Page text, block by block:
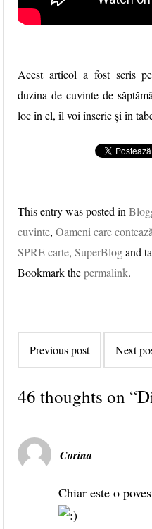
Acest articol a fost scris
duzina de cuvinte de
loc în el, îl voi înscrie și în
This entry was posted in
cuvinte,Oameni care
SPRE carte,SuperBlogand
Bookmark thepermalink.
Post navigation
Previous post Next
46 thoughts on “
Corina
Chiar este o